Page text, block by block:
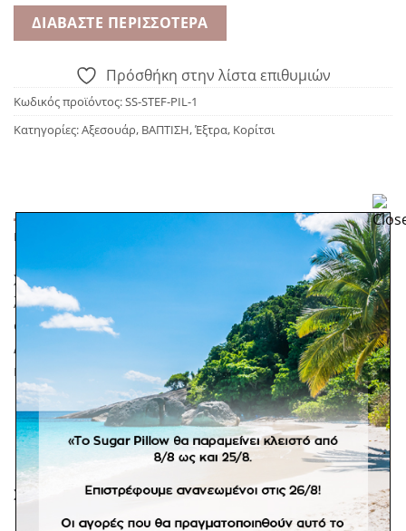
ΔΙΑΒΆΣΤΕ ΠΕΡΙΣΣΌΤΕΡΑ
Πρόσθήκη στην λίστα επιθυμιών
Κωδικός προϊόντος:SS-STEF-PIL-1
Κατηγορίες:Αξεσουάρ, ΒΑΠΤΙΣΗ,Έξτρα, Κορίτσι
ΠΕΡΙΓΡΑΦΉ
Χειροποίητο στεφανάκι για το κεφάλι, με πήλινα
λουλουδάκια. Η βάση είναι από μαλακό σύρμα το
οποίο προσαρμόζεται και κορδέλα στο δέσιμο. .
Διαθέσιμο σε ολόλευκο, με λεπτομέρεια στη γύρη:
κίτρινο ή ροζ , στα χρώματα της τερακόττας.
Σε προπαραγγελία 10 ημερών.